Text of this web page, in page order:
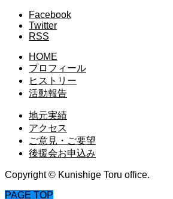
Facebook
Twitter
RSS
HOME
プロフィール
ヒストリー
活動報告
地元実績
アクセス
ご意見・ご要望
後援会お申込み
Copyright © Kunishige Toru office.
PAGE TOP